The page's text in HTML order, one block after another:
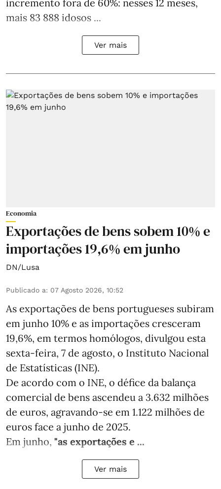
incremento fora de 60%: nesses 12 meses,
mais 83 888 idosos ...
Ver mais
Economia
Exportações de bens sobem 10% e
importações 19,6% em junho
DN/Lusa
Publicado a: 07 Agosto 2026, 10:52
As exportações de bens portugueses subiram
em junho 10% e as importações cresceram
19,6%, em termos homólogos, divulgou esta
sexta-feira, 7 de agosto, o Instituto Nacional
de Estatísticas (INE).
De acordo com o INE, o défice da balança
comercial de bens ascendeu a 3.632 milhões
de euros, agravando-se em 1.122 milhões de
euros face a junho de 2025.
Em junho, "as exportações e ...
Ver mais